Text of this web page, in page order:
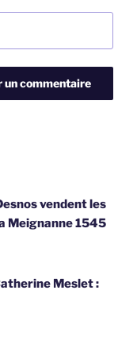
vendent les
Meignanne 1545
Meslet :